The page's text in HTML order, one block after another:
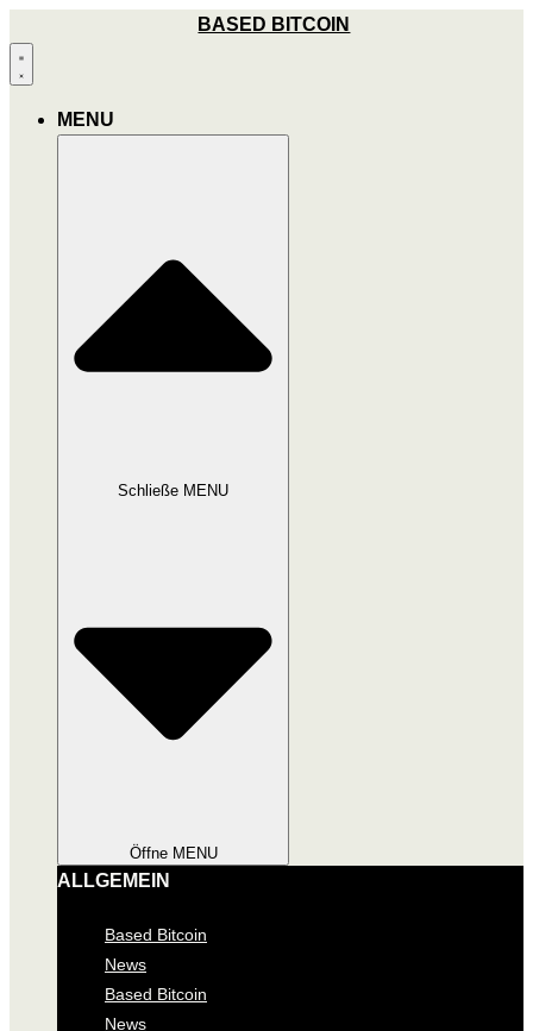
Inhalt
wechseln
BASED BITCOIN
MENU
Schließe MENU
Öffne MENU
ALLGEMEIN
Based Bitcoin
News
Based Bitcoin
News